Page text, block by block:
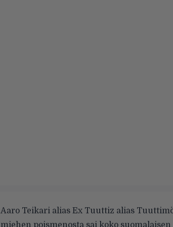
Aaro Teikari alias Ex Tuuttiz alias
miehen poismenosta sai koko